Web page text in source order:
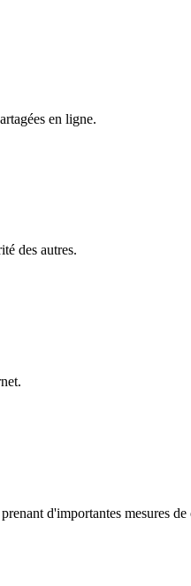
en ligne.
des autres.
d'importantes mesures